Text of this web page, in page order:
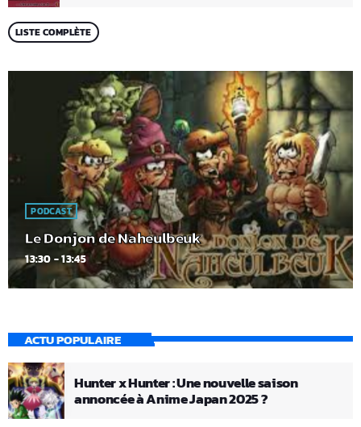
LISTE COMPLÈTE
PODCAST
Le Donjon de Naheulbeuk
13:30 - 13:45
ACTU POPULAIRE
Hunter x Hunter : Une nouvelle saison
annoncée à Anime Japan 2025 ?